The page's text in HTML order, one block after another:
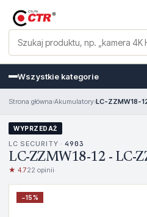
Wszystkie kategorie
Strona główna›Akumulatory›LC-ZZMW18-
WYPRZEDAŻ
LC SECURITY · 4903
LC-ZZMW18-12 - LC-
★ 4.722 opinii·
−15%